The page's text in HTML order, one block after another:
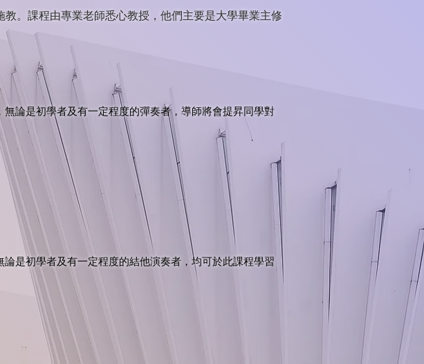
。課程由專業老師悉心教授，他們主要是大學畢業主修
論是初學者及有一定程度的彈奏者，導師將會提昇同學對
是初學者及有一定程度的結他演奏者，均可於此課程學習